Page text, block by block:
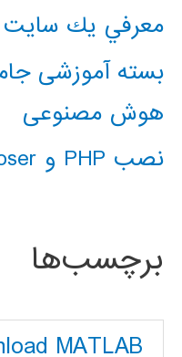
معرفي يك سايت
بسته آموزشی
هوش مصنوعی
نصب PHP و composer در ویندوز 10
برچسب‌ها
MATLAB